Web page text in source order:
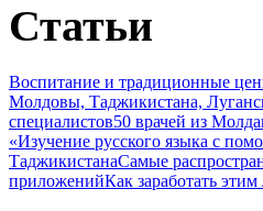
Статьи
Воспитание и традиционные
Молдовы, Таджикистана,
специалистов50 врачей из
«Изучение русского языка с
ТаджикистанаСамые
приложенийКак заработать этим